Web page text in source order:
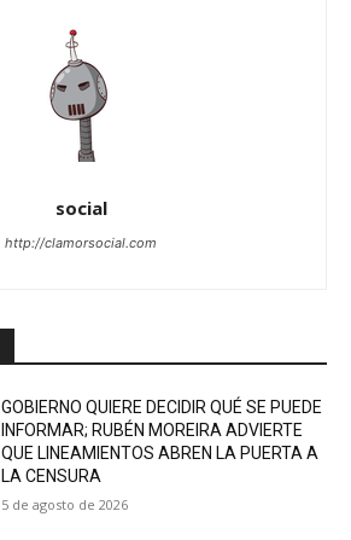
social
http://clamorsocial.com
GOBIERNO QUIERE DECIDIR QUÉ SE PUEDE
INFORMAR; RUBÉN MOREIRA ADVIERTE
QUE LINEAMIENTOS ABREN LA PUERTA A
LA CENSURA
5 de agosto de 2026